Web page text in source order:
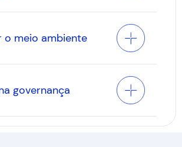
o meio ambiente
governança